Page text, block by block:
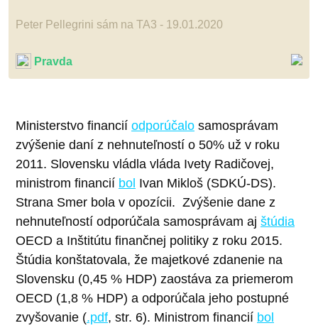
Peter Pellegrini sám na TA3 - 19.01.2020
Pravda
Ministerstvo financií odporúčalo samosprávam
zvýšenie daní z nehnuteľností o 50% už v roku
2011. Slovensku vládla vláda Ivety Radičovej,
ministrom financií bol Ivan Mikloš (SDKÚ-DS).
Strana Smer bola v opozícii. Zvýšenie dane z
nehnuteľností odporúčala samosprávam aj štúdia
OECD a Inštitútu finančnej politiky z roku 2015.
Štúdia konštatovala, že majetkové zdanenie na
Slovensku (0,45 % HDP) zaostáva za priemerom
OECD (1,8 % HDP) a odporúčala jeho postupné
zvyšovanie (.pdf, str. 6). Ministrom financií bol